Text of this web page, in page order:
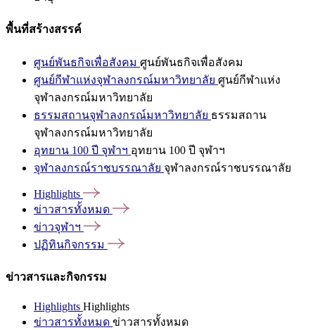
พื้นที่สร้างสรรค์
ศูนย์พันธกิจเพื่อสังคม ศูนย์พันธกิจเพื่อสังคม
ศูนย์กีฬาแห่งจุฬาลงกรณ์มหาวิทยาลัย ศูนย์กีฬาแห่ง
จุฬาลงกรณ์มหาวิทยาลัย
ธรรมสถานจุฬาลงกรณ์มหาวิทยาลัย ธรรมสถาน
จุฬาลงกรณ์มหาวิทยาลัย
อุทยาน 100 ปี จุฬาฯ อุทยาน 100 ปี จุฬาฯ
จุฬาลงกรณ์ราชบรรณาลัย จุฬาลงกรณ์ราชบรรณาลัย
Highlights
ข่าวสารทั้งหมด
ข่าวจุฬาฯ
ปฏิทินกิจกรรม
ข่าวสารและกิจกรรม
Highlights Highlights
ข่าวสารทั้งหมด ข่าวสารทั้งหมด